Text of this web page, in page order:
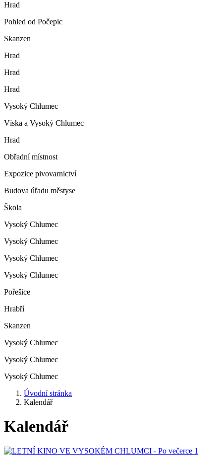
Hrad
Pohled od Počepic
Skanzen
Hrad
Hrad
Hrad
Vysoký Chlumec
Víska a Vysoký Chlumec
Hrad
Obřadní místnost
Expozice pivovarnictví
Budova úřadu městyse
Škola
Vysoký Chlumec
Vysoký Chlumec
Vysoký Chlumec
Vysoký Chlumec
Pořešice
Hrabří
Skanzen
Vysoký Chlumec
Vysoký Chlumec
Vysoký Chlumec
Úvodní stránka
Kalendář
Kalendář